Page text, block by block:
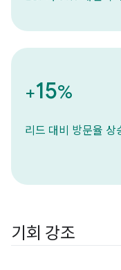
+15%
리드 대비 방문율 상
기회 강조